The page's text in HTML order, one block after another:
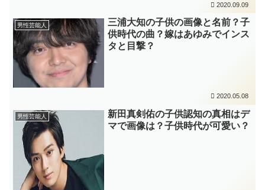
2020.09.09
男性芸能人
三浦大知の子供の画像と名前？子
供時代の曲？嫁はあゆみでインス
タと目撃？
2020.05.08
男性芸能人
新田真剣佑の子供認知の真相はデ
マで画像は？子供時代が可愛い？